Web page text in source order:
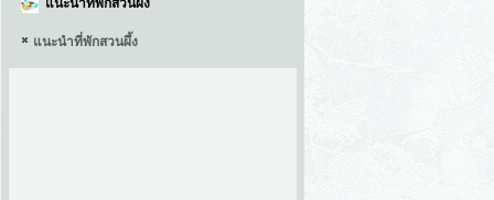
แนะนำที่พักสวนผึ้ง
แนะนำที่พักสวนผึ้ง